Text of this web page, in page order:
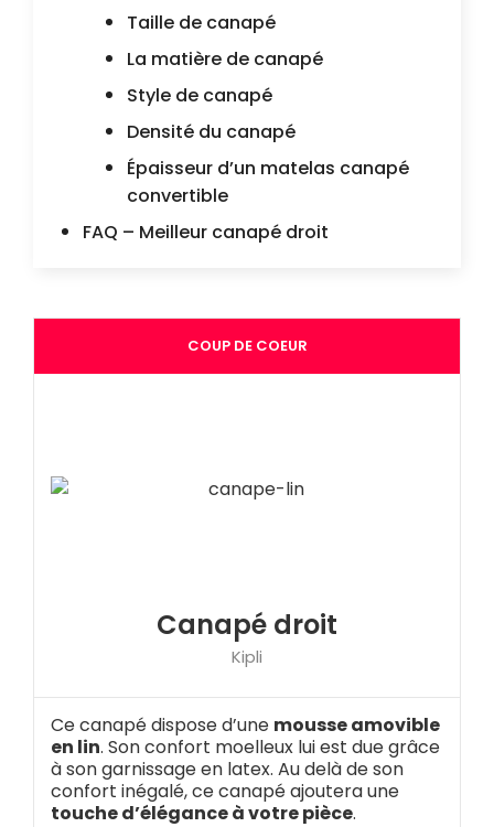
Taille de canapé
La matière de canapé
Style de canapé
Densité du canapé
Épaisseur d’un matelas canapé
convertible
FAQ – Meilleur canapé droit
COUP DE COEUR
Canapé droit
Kipli
Ce canapé dispose d’une mousse amovible
en lin. Son confort moelleux lui est due grâce
à son garnissage en latex. Au delà de son
confort inégalé, ce canapé ajoutera une
touche d’élégance à votre pièce.